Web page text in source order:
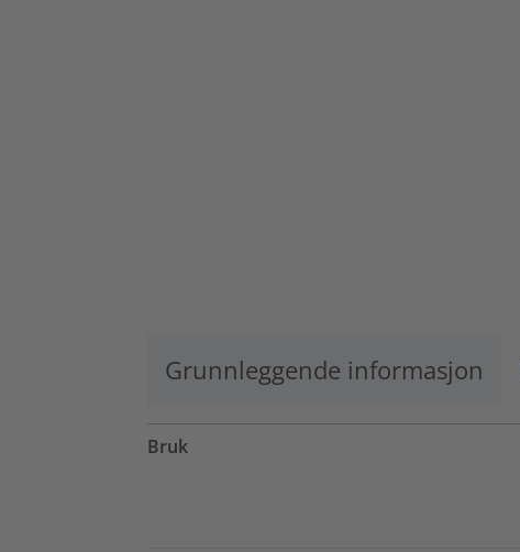
Grunnleggende informasjon
Bruk